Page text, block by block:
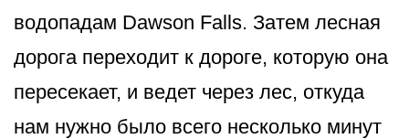
водопадам Dawson Falls. Затем лесная
дорога переходит к дороге, которую она
пересекает, и ведет через лес, откуда
нам нужно было всего несколько минут